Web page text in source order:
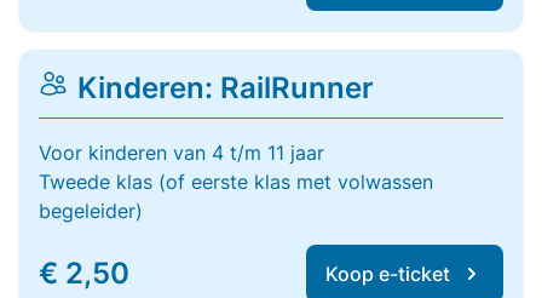
Kinderen: RailRunner
Voor kinderen van 4 t/m 11 jaar
Tweede klas (of eerste klas met volwassen
begeleider)
€ 2,50 Koop e-ticket